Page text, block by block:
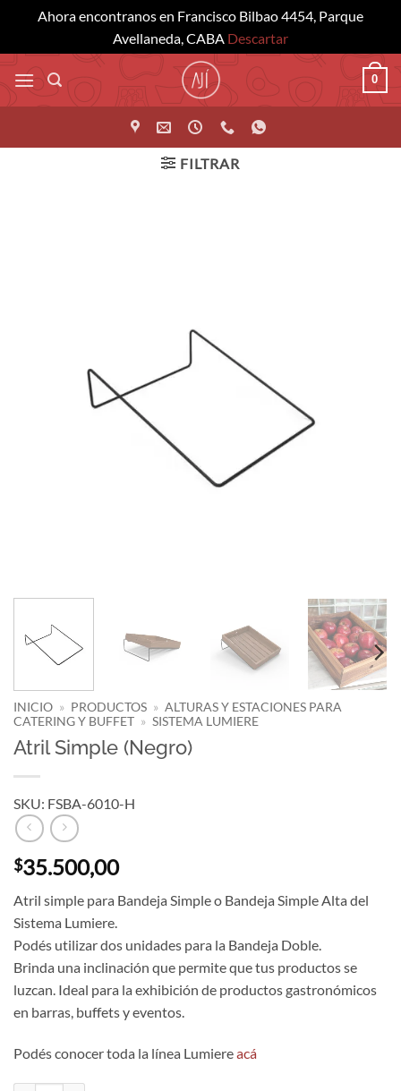
Ahora encontranos en Francisco Bilbao 4454, Parque
Avellaneda, CABA Descartar
Saltar
al
contenido
0
FILTRAR
INICIO » PRODUCTOS » ALTURAS Y ESTACIONES PARA
CATERING Y BUFFET » SISTEMA LUMIERE
Atril Simple (Negro)
SKU: FSBA-6010-H
$35.500,00
Atril simple para Bandeja Simple o Bandeja Simple Alta del
Sistema Lumiere.
Podés utilizar dos unidades para la Bandeja Doble.
Brinda una inclinación que permite que tus productos se
luzcan. Ideal para la exhibición de productos gastronómicos
en barras, buffets y eventos.
Podés conocer toda la línea Lumiereacá